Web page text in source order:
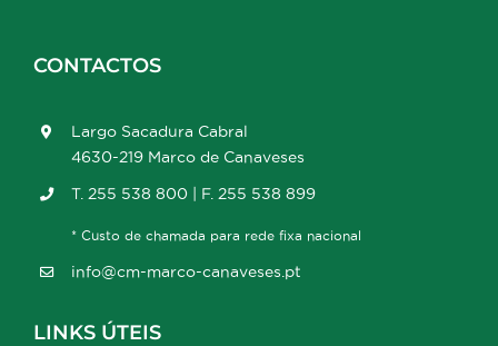
CONTACTOS
Largo Sacadura Cabral
4630-219 Marco de Canaveses
T. 255 538 800 | F. 255 538 899
* Custo de chamada para rede fixa nacional
info@cm-marco-canaveses.pt
LINKS ÚTEIS